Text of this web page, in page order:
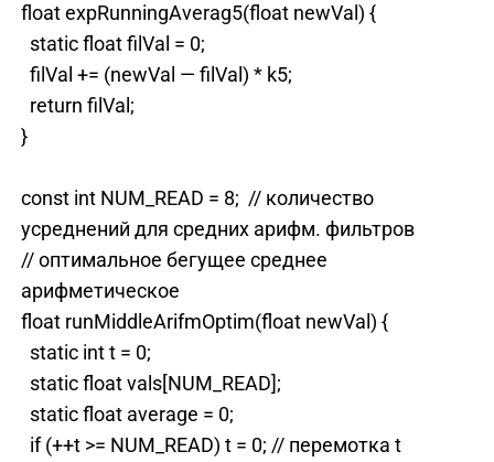
float expRunningAverag5(float newVal) {
static float filVal = 0;
filVal += (newVal — filVal) * k5;
return filVal;
}
const int NUM_READ = 8; // количество
усреднений для средних арифм. фильтров
// оптимальное бегущее среднее
арифметическое
float runMiddleArifmOptim(float newVal) {
static int t = 0;
static float vals[NUM_READ];
static float average = 0;
if (++t >= NUM_READ) t = 0; // перемотка t